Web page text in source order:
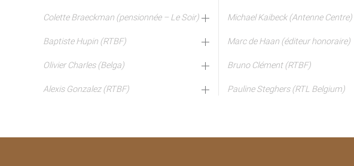
Colette Braeckman (pensionnée – Le Soir)
Baptiste Hupin (RTBF)
Olivier Charles (Belga)
Alexis Gonzalez (RTBF)
Michael Kaibeck (Antenne Centre)
Marc de Haan (éditeur honoraire)
Bruno Clément (RTBF)
Pauline Steghers (RTL Belgium)